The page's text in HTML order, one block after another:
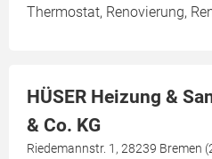
Thermostat, Renovierung,
HÜSER Heizung &
& Co. KG
Riedemannstr. 1, 28239 Bremen